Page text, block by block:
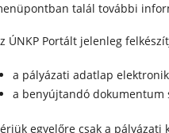
talál további
ÚNKP Portált jelenleg
a pályázati adatlap
a benyújtandó dokumentum
egyelőre csak a